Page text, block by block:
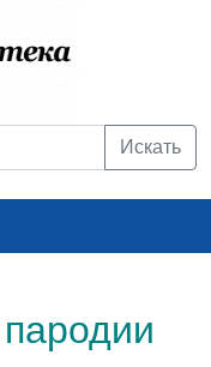
Искать